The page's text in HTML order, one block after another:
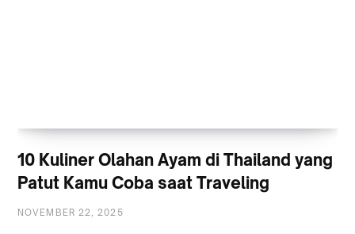
10 Kuliner Olahan Ayam di Thailand yang
Patut Kamu Coba saat Traveling
NOVEMBER 22, 2025